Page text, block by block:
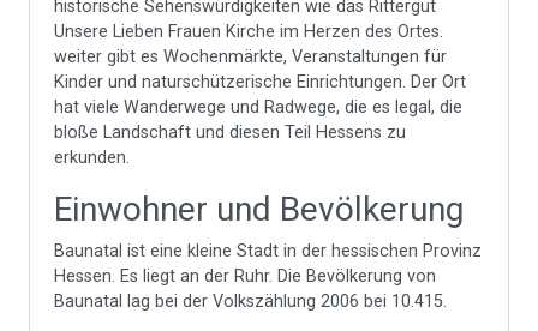
historische Sehenswürdigkeiten wie das Rittergut
Unsere Lieben Frauen Kirche im Herzen des Ortes.
weiter gibt es Wochenmärkte, Veranstaltungen für
Kinder und naturschützerische Einrichtungen. Der Ort
hat viele Wanderwege und Radwege, die es legal, die
bloße Landschaft und diesen Teil Hessens zu
erkunden.
Einwohner und Bevölkerung
Baunatal ist eine kleine Stadt in der hessischen Provinz
Hessen. Es liegt an der Ruhr. Die Bevölkerung von
Baunatal lag bei der Volkszählung 2006 bei 10.415.